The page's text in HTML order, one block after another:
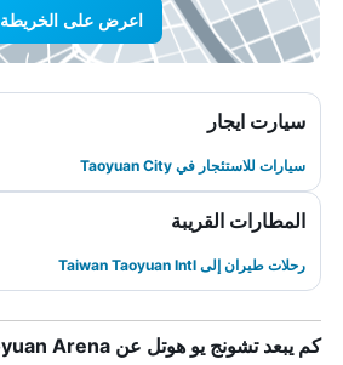
اعرض على الخريطة
سيارت ايجار
سيارات للاستئجار في Taoyuan City
المطارات القريبة
رحلات طيران إلى Taiwan Taoyuan Intl
كم يبعد تشونج يو هوتل عن Taoyuan Arena؟